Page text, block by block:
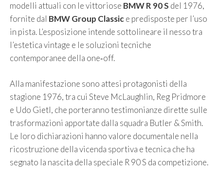
modelli attuali con le vittoriose BMW R 90 S del 1976,
fornite dal BMW Group Classice predisposte per l’uso
in pista. L’esposizione intende sottolineare il nesso tra
l’estetica vintage e le soluzioni tecniche
contemporanee della one‑off.
Alla manifestazione sono attesi protagonisti della
stagione 1976, tra cui Steve McLaughlin, Reg Pridmore
e Udo Gietl, che porteranno testimonianze dirette sulle
trasformazioni apportate dalla squadra Butler & Smith.
Le loro dichiarazioni hanno valore documentale nella
ricostruzione della vicenda sportiva e tecnica che ha
segnato la nascita della speciale R 90 S da competizione.